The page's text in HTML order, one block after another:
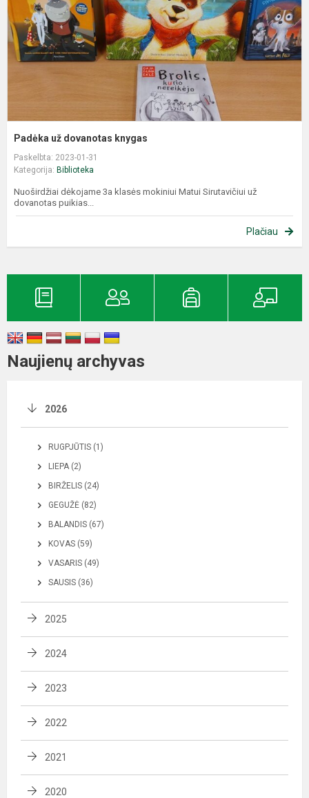
Padėka už dovanotas knygas
Paskelbta: 2023-01-31
Kategorija: Biblioteka
Nuoširdžiai dėkojame 3a klasės mokiniui Matui Sirutavičiui už
dovanotas puikias...
Plačiau
Naujienų archyvas
2026
RUGPJŪTIS (1)
LIEPA (2)
BIRŽELIS (24)
GEGUŽĖ (82)
BALANDIS (67)
KOVAS (59)
VASARIS (49)
SAUSIS (36)
2025
2024
2023
2022
2021
2020